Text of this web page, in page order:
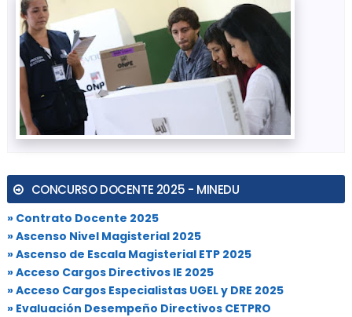
CONCURSO DOCENTE 2025 - MINEDU
» Contrato Docente 2025
» Ascenso Nivel Magisterial 2025
» Ascenso de Escala Magisterial ETP 2025
» Acceso Cargos Directivos IE 2025
» Acceso Cargos Especialistas UGEL y DRE 2025
» Evaluación Desempeño Directivos CETPRO